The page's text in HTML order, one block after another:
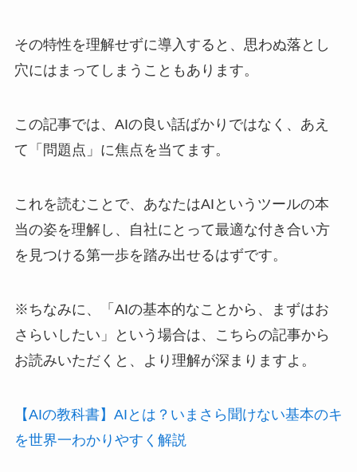
その特性を理解せずに導入すると、思わぬ落とし
穴にはまってしまうこともあります。
この記事では、AIの良い話ばかりではなく、あえ
て「問題点」に焦点を当てます。
これを読むことで、あなたはAIというツールの本
当の姿を理解し、自社にとって最適な付き合い方
を見つける第一歩を踏み出せるはずです。
※ちなみに、「AIの基本的なことから、まずはお
さらいしたい」という場合は、こちらの記事から
お読みいただくと、より理解が深まりますよ。
【AIの教科書】AIとは？いまさら聞けない基本のキ
を世界一わかりやすく解説